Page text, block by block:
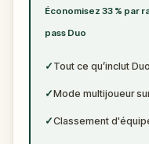
Économisez 33 % par
pass Duo
✓ Tout ce qu’inclut
✓Mode multijoueur
✓Classement